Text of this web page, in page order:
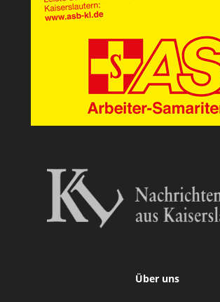
Über uns